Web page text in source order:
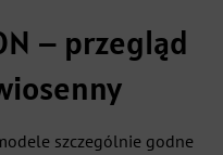
– przegląd
szczególnie godne